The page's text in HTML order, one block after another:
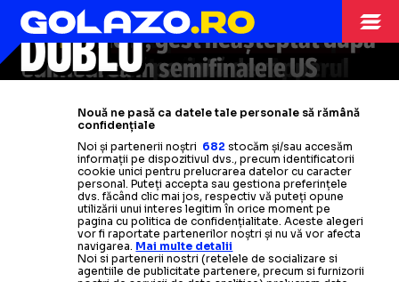
US OPEN
vor lupta pentru trofeu » Miza
uriașă: locul 1 ATP și o sumă
fabuloasă
Citește mai mult
Opende jucătoarea pe care o
umilea în finala de la Wimbledon +
Nervi la conferința de presă
Citește mai mult
LA US OPEN
VIDEO.Un fan a încercatsă fure
întâmplat
Citește mai mult
A furat șapca primită de un copil
de la un jucător de top: „Am fost
+ Reacția lui Swiatek
Citește mai mult
DRAKE
Suma uriașă pariată de rapperul
Aleșii săi, mai mereu pierzători
Citește mai mult
VIDEO.Nole, gest neașteptat după
calificarea în semifinalele US
strica planurile”
Citește mai mult
DUBLU
reprezentatela US Open
Citește mai mult
31.08.2025
Nouă ne pasă ca datele tale personale să rămână
confidențiale
Noi și partenerii noștri 682 stocăm și/sau accesăm
informații pe dispozitivul dvs., precum identificatorii
cookie unici pentru prelucrarea datelor cu caracter
personal. Puteți accepta sau gestiona preferințele
dvs. făcând clic mai jos, respectiv vă puteți opune
utilizării unui interes legitim în orice moment pe
pagina cu politica de confidențialitate. Aceste alegeri
vor fi raportate partenerilor noștri și nu vă vor afecta
navigarea. Mai multe detalii
Noi si partenerii nostri (retelele de socializare si
agentiile de publicitate partenere, precum si furnizorii